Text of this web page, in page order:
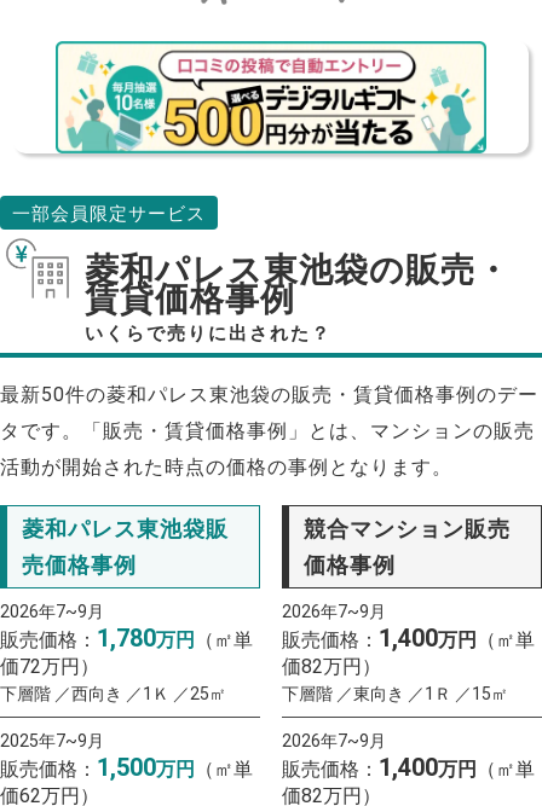
一部会員限定サービス
菱和パレス東池袋の販売・
賃貸価格事例
いくらで売りに出された？
最新50件の菱和パレス東池袋の販売・賃貸価格事例のデー
タです。「販売・賃貸価格事例」とは、マンションの販売
活動が開始された時点の価格の事例となります。
菱和パレス東池袋販
売価格事例
2026年7~9月
販売価格： 1,780万円
（㎡単
価72万円）
下層階 ／西向き ／1Ｋ ／25㎡
2025年7~9月
販売価格： 1,500万円
（㎡単
価62万円）
競合マンション販売
価格事例
2026年7~9月
販売価格： 1,400万円
（㎡単
価82万円）
下層階 ／東向き ／1Ｒ ／15㎡
2026年7~9月
販売価格： 1,400万円
（㎡単
価82万円）